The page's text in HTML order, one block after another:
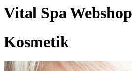
Vital Spa Webshop
Kosmetik